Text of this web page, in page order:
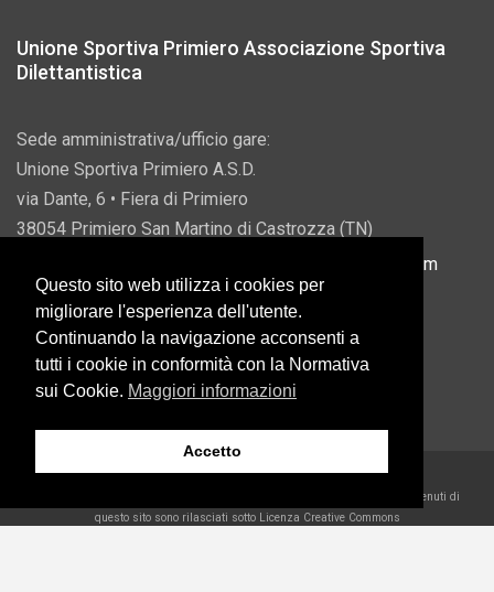
Unione Sportiva Primiero Associazione Sportiva
Dilettantistica
Sede amministrativa/ufficio gare:
Unione Sportiva Primiero A.S.D.
via Dante, 6 • Fiera di Primiero
38054 Primiero San Martino di Castrozza (TN)
info@usprimiero.com
Vantaggi da Pubblica Amministrazione
Eccetto dove diversamente specificato, i contenuti di
questo sito sono rilasciati sotto Licenza Creative Commons
Questo sito web utilizza i cookies per
migliorare l'esperienza dell'utente.
Continuando la navigazione acconsenti a
tutti i cookie in conformità con la Normativa
sui Cookie. Maggiori informazioni
Accetto